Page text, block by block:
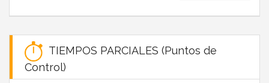
TIEMPOS PARCIALES (Puntos de
Control)